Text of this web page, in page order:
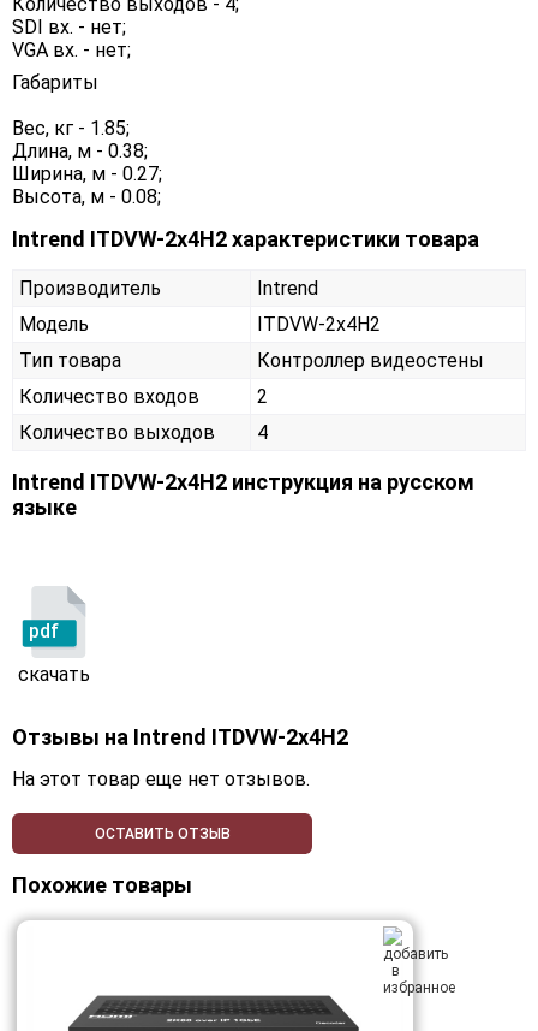
SDI вх. - нет;
VGA вх. - нет;
Габариты
Вес, кг - 1.85;
Длина, м - 0.38;
Ширина, м - 0.27;
Высота, м - 0.08;
Intrend ITDVW-2x4H2 характеристики товара
Производитель
Intrend
Модель
ITDVW-2x4H2
Тип товара
Контроллер видеостены
Количество входов
2
Количество выходов
4
Intrend ITDVW-2x4H2 инструкция на русском
языке
pdf
скачать
Отзывы на Intrend ITDVW-2x4H2
На этот товар еще нет отзывов.
ОСТАВИТЬ ОТЗЫВ
Похожие товары